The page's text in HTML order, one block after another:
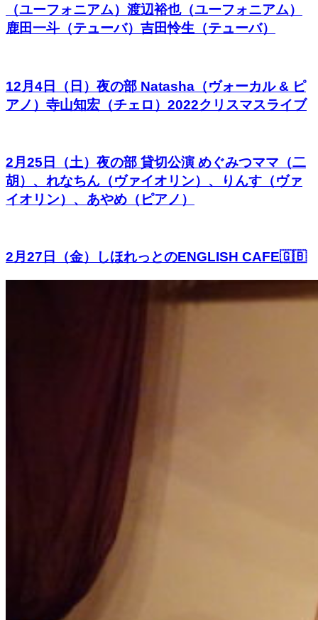
（ユーフォニアム）渡辺裕也（ユーフォニアム）
鹿田一斗（テューバ）吉田怜生（テューバ）
12月4日（日）夜の部 Natasha（ヴォーカル & ピ
アノ）寺山知宏（チェロ）2022クリスマスライブ
2月25日（土）夜の部 貸切公演 めぐみつママ（二
胡）、れなちん（ヴァイオリン）、りんす（ヴァ
イオリン）、あやめ（ピアノ）
2月27日（金）しほれっとのENGLISH CAFE🇬🇧